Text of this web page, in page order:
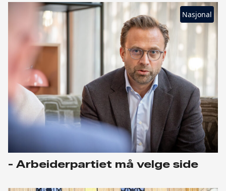
Nasjonal
- Arbeiderpartiet må velge side